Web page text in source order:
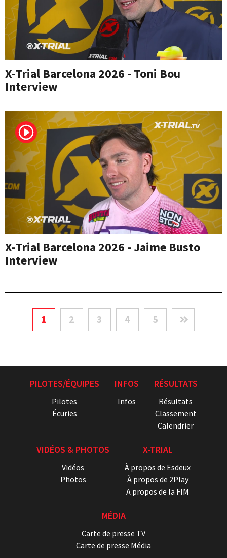
X-Trial Barcelona 2026 - Toni Bou
Interview
X-Trial Barcelona 2026 - Jaime Busto
Interview
1 2 3 4 5
PILOTES/ÉQUIPES
Pilotes
Écuries
INFOS
Infos
RÉSULTATS
Résultats
Classement
Calendrier
VIDÉOS & PHOTOS
Vidéos
Photos
X-TRIAL
À propos de Esdeux
À propos de 2Play
A propos de la FIM
MÉDIA
Carte de presse TV
Carte de presse Média